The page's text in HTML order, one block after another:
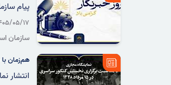
پیام
۱۴۰۵/۰۵/۱۷ -
سازمان
هم‌زمان
انتشار